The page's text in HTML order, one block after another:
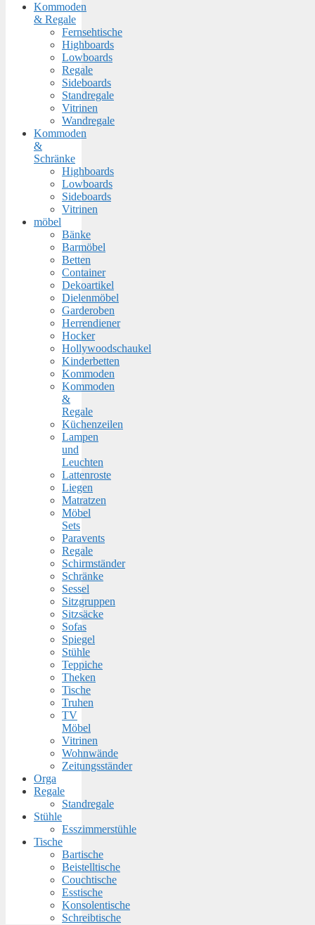
Kommoden
& Regale
Fernsehtische
Highboards
Lowboards
Regale
Sideboards
Standregale
Vitrinen
Wandregale
Kommoden
&
Schränke
Highboards
Lowboards
Sideboards
Vitrinen
möbel
Bänke
Barmöbel
Betten
Container
Dekoartikel
Dielenmöbel
Garderoben
Herrendiener
Hocker
Hollywoodschaukel
Kinderbetten
Kommoden
Kommoden
&
Regale
Küchenzeilen
Lampen
und
Leuchten
Lattenroste
Liegen
Matratzen
Möbel
Sets
Paravents
Regale
Schirmständer
Schränke
Sessel
Sitzgruppen
Sitzsäcke
Sofas
Spiegel
Stühle
Teppiche
Theken
Tische
Truhen
TV
Möbel
Vitrinen
Wohnwände
Zeitungsständer
Orga
Regale
Standregale
Stühle
Esszimmerstühle
Tische
Bartische
Beistelltische
Couchtische
Esstische
Konsolentische
Schreibtische